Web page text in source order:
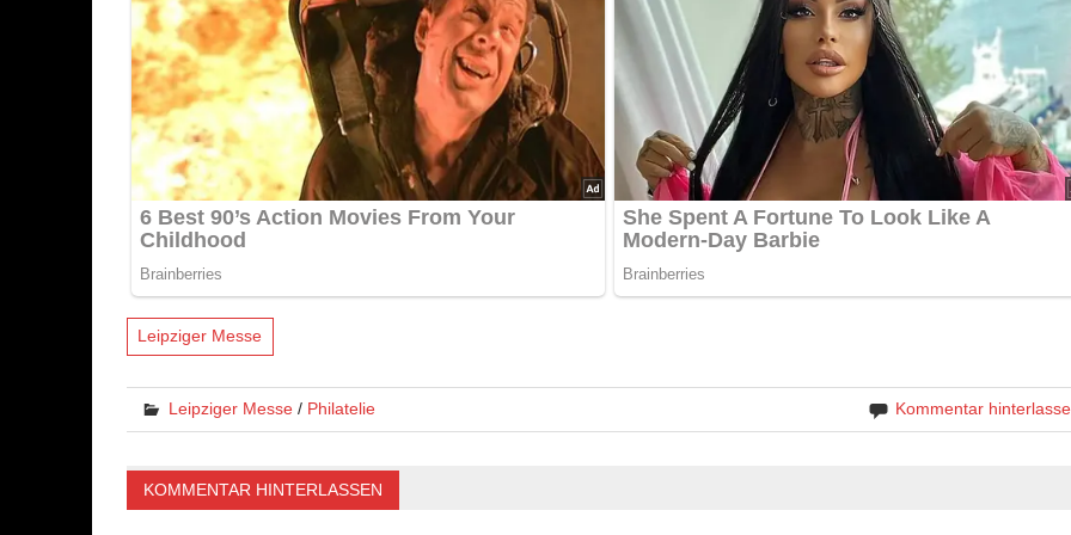
Leipziger Messe
Leipziger Messe/ Philatelie Kommentar
KOMMENTAR HINTERLASSEN